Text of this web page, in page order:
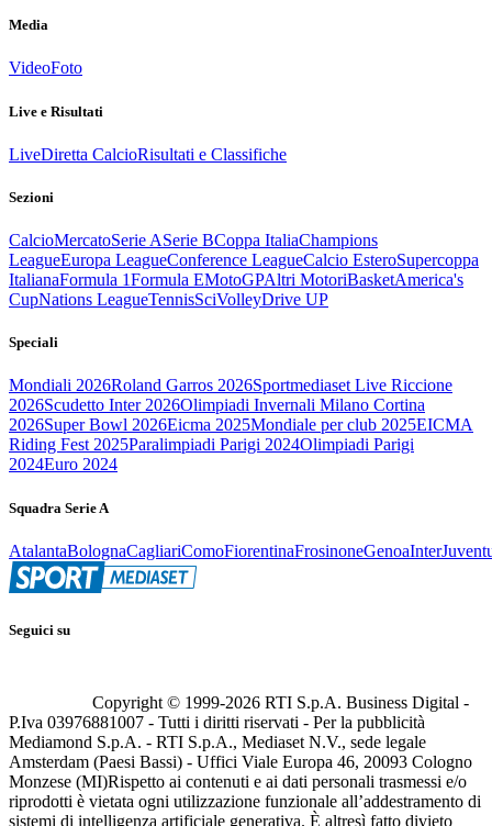
Media
VideoFoto
Live e Risultati
LiveDiretta CalcioRisultati e Classifiche
Sezioni
CalcioMercatoSerie ASerie BCoppa ItaliaChampions
LeagueEuropa LeagueConference LeagueCalcio EsteroSupercoppa
ItalianaFormula 1Formula EMotoGPAltri MotoriBasketAmerica's
CupNations LeagueTennisSciVolleyDrive UP
Speciali
Mondiali 2026Roland Garros 2026Sportmediaset Live Riccione
2026Scudetto Inter 2026Olimpiadi Invernali Milano Cortina
2026Super Bowl 2026Eicma 2025Mondiale per club 2025EICMA
Riding Fest 2025Paralimpiadi Parigi 2024Olimpiadi Parigi
2024Euro 2024
Squadra Serie A
AtalantaBolognaCagliariComoFiorentinaFrosinoneGenoaInter
Seguici su
Copyright © 1999-2026 RTI S.p.A. Business Digital -
P.Iva 03976881007 - Tutti i diritti riservati - Per la pubblicità
Mediamond S.p.A. - RTI S.p.A., Mediaset N.V., sede legale
Amsterdam (Paesi Bassi) - Uffici Viale Europa 46, 20093 Cologno
Monzese (MI)Rispetto ai contenuti e ai dati personali trasmessi e/o
riprodotti è vietata ogni utilizzazione funzionale all’addestramento di
sistemi di intelligenza artificiale generativa. È altresì fatto divieto